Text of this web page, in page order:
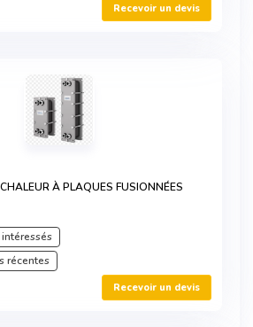
Recevoir un devis
À PLAQUES FUSIONNÉES
récentes
Recevoir un devis